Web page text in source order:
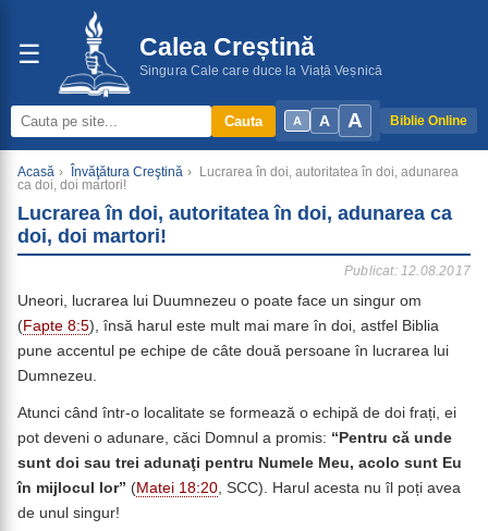
☰ Calea Creștină
Singura Cale care duce la Viață Veșnică
A A A Biblie Online
Cauta
Acasă › Învăţătura Creştină ›
Lucrarea în doi, autoritatea în doi, adunarea
ca doi, doi martori!
Lucrarea în doi, autoritatea în doi, adunarea ca
doi, doi martori!
Publicat: 12.08.2017
Uneori, lucrarea lui Duumnezeu o poate face un singur om
(Fapte 8:5), însă harul este mult mai mare în doi, astfel Biblia
pune accentul pe echipe de câte două persoane în lucrarea lui
Dumnezeu.
Atunci când într-o localitate se formează o echipă de doi frați, ei
pot deveni o adunare, căci Domnul a promis: “Pentru că unde
sunt doi sau trei adunaţi pentru Numele Meu, acolo sunt Eu
în mijlocul lor” (Matei 18:20, SCC). Harul acesta nu îl poți avea
de unul singur!